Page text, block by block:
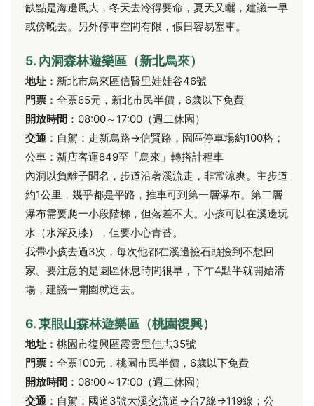
缺點是海邊風大，冬天去冷得要命，夏天又曬，建議一早
或傍晚去。另外停車空間有限，假日容易塞車。
5. 內洞森林遊樂區（新北烏來）
地址 ：新北市烏來區信賢里娃娃谷46號
門票 ：全票65元，新北市民半價，6歲以下免費
開放時間 ：08:00～17:00（週二休園）
交通 ：自駕：走新烏路→信賢路，園區停車場約100格；
公車：新店客運849至「烏來」轉搭計程車
內洞以負離子聞名，步道沿著溪流走，非常涼爽。主步道
約1公里，幾乎都是平路，推車可到第一層瀑布。第二層
瀑布需要爬一小段階梯，但落差不大。小孩可以在溪邊玩
水（水深及膝），但要小心青苔。
我帶小孩去過3次，每次他都在溪邊撿石頭撿到不想回
家。要注意的是園區休息時間很早，下午4點半就開始清
場，建議一開園就進去。
6. 東眼山森林遊樂區（桃園復興）
地址 ：桃園市復興區霞雲里佳志35號
門票 ：全票100元，桃園市民半價，6歲以下免費
開放時間 ：08:00～17:00（週二休園）
交通 ：自駕：國道3號大溪交流道→台7線→119線；公